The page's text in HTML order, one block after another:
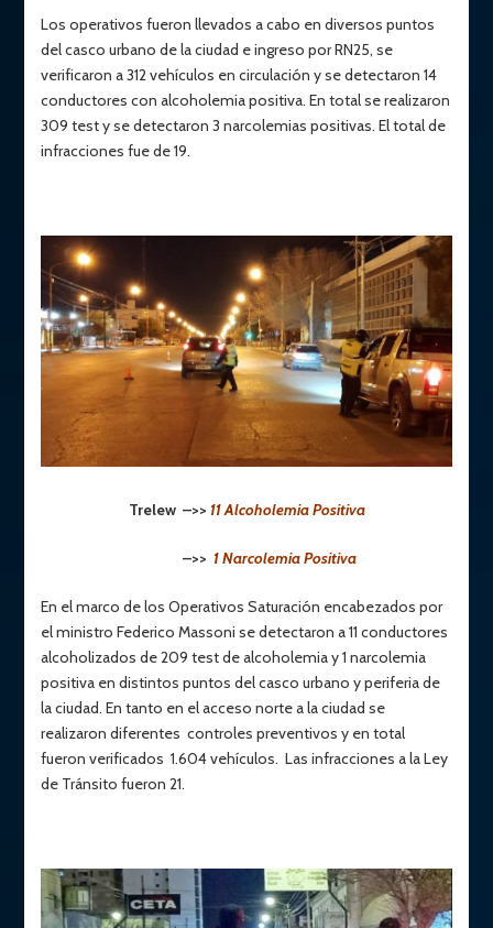
Los operativos fueron llevados a cabo en diversos puntos
del casco urbano de la ciudad e ingreso por RN25, se
verificaron a 312 vehículos en circulación y se detectaron 14
conductores con alcoholemia positiva. En total se realizaron
309 test y se detectaron 3 narcolemias positivas. El total de
infracciones fue de 19.
Trelew –>> 11 Alcoholemia Positiva
–>> 1 Narcolemia Positiva
En el marco de los Operativos Saturación encabezados por
el ministro Federico Massoni se detectaron a 11 conductores
alcoholizados de 209 test de alcoholemia y 1 narcolemia
positiva en distintos puntos del casco urbano y periferia de
la ciudad. En tanto en el acceso norte a la ciudad se
realizaron diferentes controles preventivos y en total
fueron verificados 1.604 vehículos. Las infracciones a la Ley
de Tránsito fueron 21.